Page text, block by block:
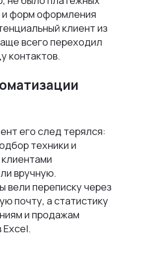
и форм оформления
клиент из
всего переходил
контактов.
его след терялся:
техники и
вручную.
вели переписку через
почту, а статистику
и продажам
Excel.